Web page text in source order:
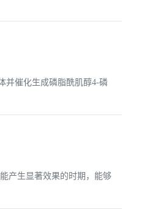
并催化生成磷脂酰肌醇4-磷
产生显著效果的时期，能够